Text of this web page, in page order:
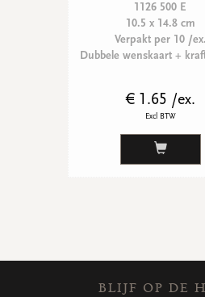
1126 500 E
10.5 x 14.8 cm
Verpakt per 10 /ex.
Dubbele wenskaart +
€ 1.65 /ex.
Excl BTW
BLIJF OP DE